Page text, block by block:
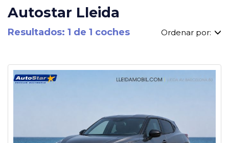
Autostar Lleida
Resultados: 1 de 1 coches Ordenar por: